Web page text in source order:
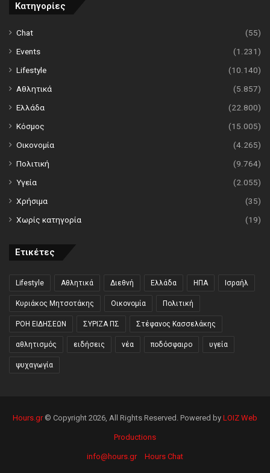
Κατηγορίες
Chat
(55)
Events
(1.231)
Lifestyle
(10.140)
Αθλητικά
(5.857)
Ελλάδα
(22.800)
Κόσμος
(15.005)
Οικονομία
(4.265)
Πολιτική
(9.764)
Υγεία
(2.055)
Χρήσιμα
(35)
Χωρίς κατηγορία
(19)
Ετικέτες
Lifestyle Αθλητικά Διεθνή Ελλάδα ΗΠΑ Ισραήλ
Κυριάκος Μητσοτάκης Οικονομία Πολιτική
ΡΟΗ ΕΙΔΗΣΕΩΝ ΣΥΡΙΖΑ ΠΣ Στέφανος Κασσελάκης
αθλητισμός ειδήσεις νέα ποδόσφαιρο υγεία
ψυχαγωγία
Hours.gr© Copyright 2026, All Rights Reserved. Powered by LOIZ Web
Productions
info@hours.gr Hours Chat